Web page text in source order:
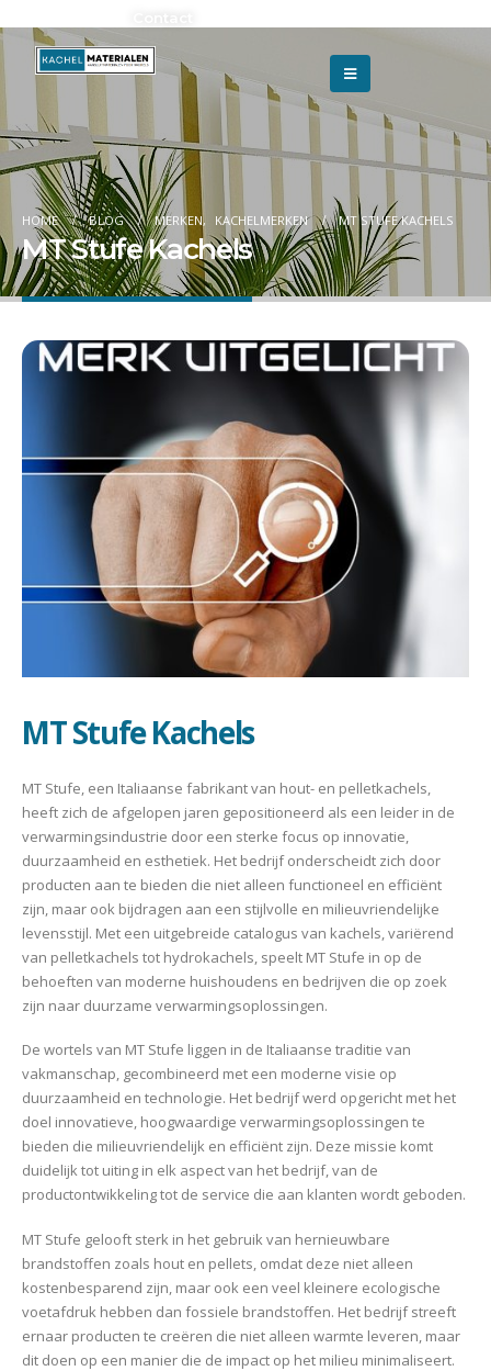
HOME BLOG MERKEN, KACHELMERKEN MT STUFE KACHELS
MT Stufe Kachels
MT Stufe Kachels
MT Stufe, een Italiaanse fabrikant van hout- en pelletkachels,
heeft zich de afgelopen jaren gepositioneerd als een leider in de
verwarmingsindustrie door een sterke focus op innovatie,
duurzaamheid en esthetiek. Het bedrijf onderscheidt zich door
producten aan te bieden die niet alleen functioneel en efficiënt
zijn, maar ook bijdragen aan een stijlvolle en milieuvriendelijke
levensstijl. Met een uitgebreide catalogus van kachels, variërend
van pelletkachels tot hydrokachels, speelt MT Stufe in op de
behoeften van moderne huishoudens en bedrijven die op zoek
zijn naar duurzame verwarmingsoplossingen.
De wortels van MT Stufe liggen in de Italiaanse traditie van
vakmanschap, gecombineerd met een moderne visie op
duurzaamheid en technologie. Het bedrijf werd opgericht met het
doel innovatieve, hoogwaardige verwarmingsoplossingen te
bieden die milieuvriendelijk en efficiënt zijn. Deze missie komt
duidelijk tot uiting in elk aspect van het bedrijf, van de
productontwikkeling tot de service die aan klanten wordt geboden.
MT Stufe gelooft sterk in het gebruik van hernieuwbare
brandstoffen zoals hout en pellets, omdat deze niet alleen
kostenbesparend zijn, maar ook een veel kleinere ecologische
voetafdruk hebben dan fossiele brandstoffen. Het bedrijf streeft
ernaar producten te creëren die niet alleen warmte leveren, maar
dit doen op een manier die de impact op het milieu minimaliseert.